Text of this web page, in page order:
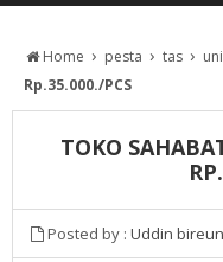
Home › pesta › tas ›
Rp.35.000./PCS
TOKO
Posted by : Uddin bireun